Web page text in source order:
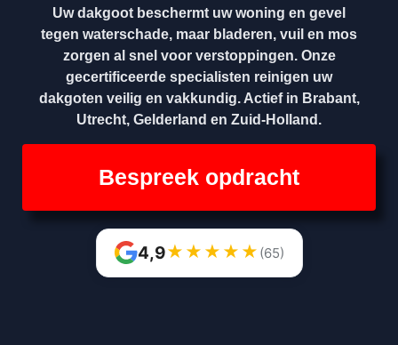
Uw dakgoot beschermt uw woning en gevel
tegen waterschade, maar bladeren, vuil en mos
zorgen al snel voor verstoppingen. Onze
gecertificeerde specialisten reinigen uw
dakgoten veilig en vakkundig. Actief in Brabant,
Utrecht, Gelderland en Zuid-Holland.
Bespreek opdracht
4,9★ ★ ★ ★ ★ (65)